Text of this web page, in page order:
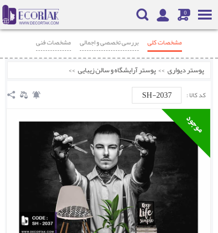
0
مشخصات کلی بررسی تخصصی و اجمالی
مشخصات فنی
محصولات مرتبط
نظرات پوستر دیواری >> پوستر آرایشگاه و سالن زیبایی >>
کد کالا : SH-2037